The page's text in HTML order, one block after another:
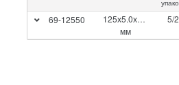
69-12550
125х5.0х20х22.2
мм
5/